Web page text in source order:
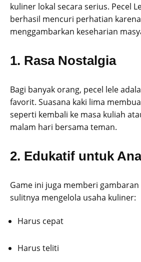
kuliner lokal secara serius. Pecel
berhasil mencuri perhatian
menggambarkan keseharian
1. Rasa Nostalgia
Bagi banyak orang, pecel lele
favorit. Suasana kaki lima
seperti kembali ke masa kuliah
malam hari bersama teman.
2. Edukatif untuk
Game ini juga memberi
sulitnya mengelola usaha kuliner:
Harus cepat
Harus teliti